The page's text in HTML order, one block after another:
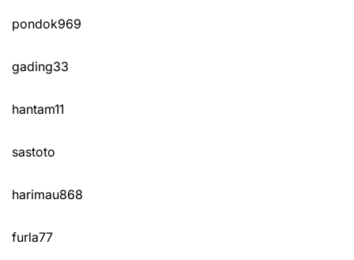
pondok969
gading33
hantam11
sastoto
harimau868
furla77